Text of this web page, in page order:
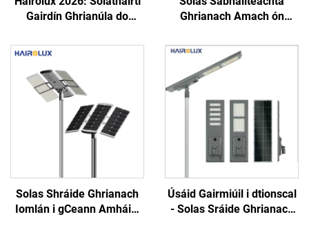
Gairdín Ghrianúla do
Bóthar Uisce-Phróifí do
Ghrianach Amach ón
Gharraí agus do Shráid,
Solais Shráide LED
Ghrianacha
Solas Shráide Ghrianach
Iomlán i gCeann Amháin,
Úsáid Gairmiúil i dtionscal
- Solas Sráide Ghrianach